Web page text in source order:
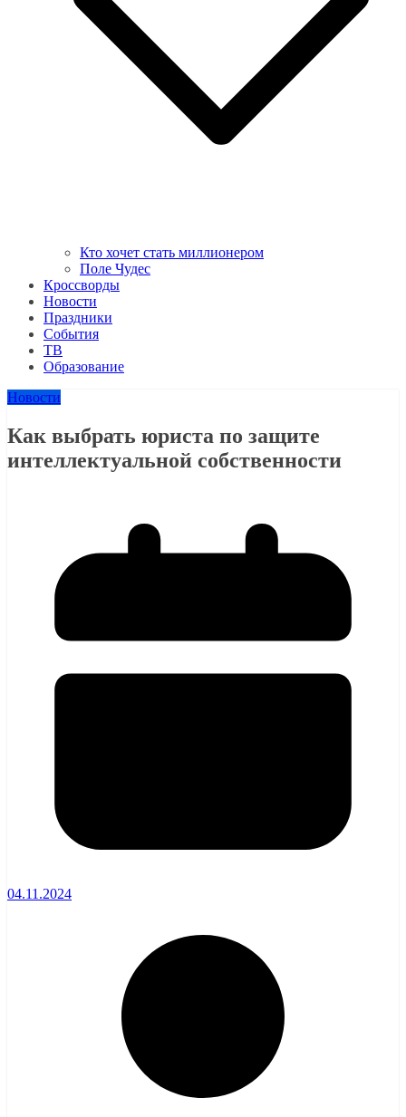
Кто хочет стать миллионером
Поле Чудес
Кроссворды
Новости
Праздники
События
ТВ
Образование
Новости
Как выбрать юриста по защите
интеллектуальной собственности
04.11.2024